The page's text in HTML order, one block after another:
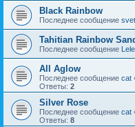
Black Rainbow
Последнее сообщение
Tahitian Rainbow
Последнее сообщение
All Aglow
Последнее сообщение cat
Ответы: 2
Silver Rose
Последнее сообщение cat
Ответы: 8